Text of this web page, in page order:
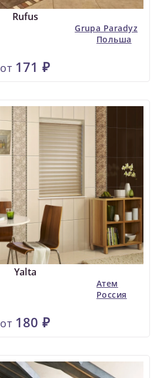
Rufus
Grupa Paradyz
Польша
от 171 ₽
Yalta
Атем
Россия
от 180 ₽